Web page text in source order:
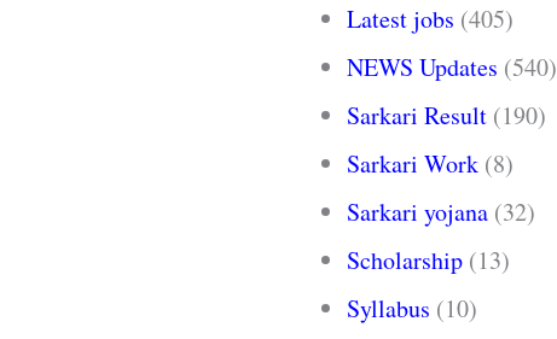
Latest jobs (405)
NEWS Updates (540)
Sarkari Result (190)
Sarkari Work (8)
Sarkari yojana (32)
Scholarship (13)
Syllabus (10)